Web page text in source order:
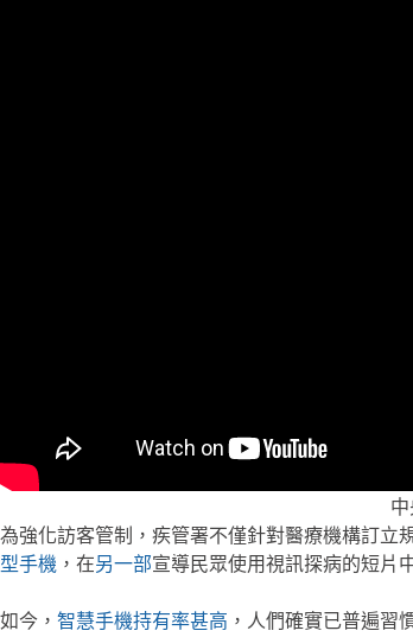
為強化訪客管制，疾管署不僅針對醫療機構訂立
型手機 ，在另一部宣導民眾使用視訊探病的短片
如今， 智慧手機持有率甚高 ，人們確實已普遍習